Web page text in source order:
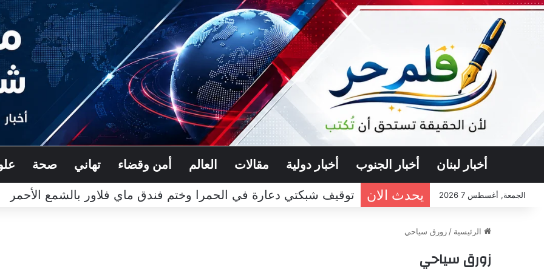
أخبار لبنان أخبار الجنوب أخبار دولية مقالات العالم أمن وقضاء تهاني صحة
الجمعة, أغسطس 7 2026 يحدث الان توقيف شبكتي دعارة في الحمرا وختم فندق ماي فلاور بالشمع الأحمر
الرئيسية /زورق سياحي
زورق سياحي